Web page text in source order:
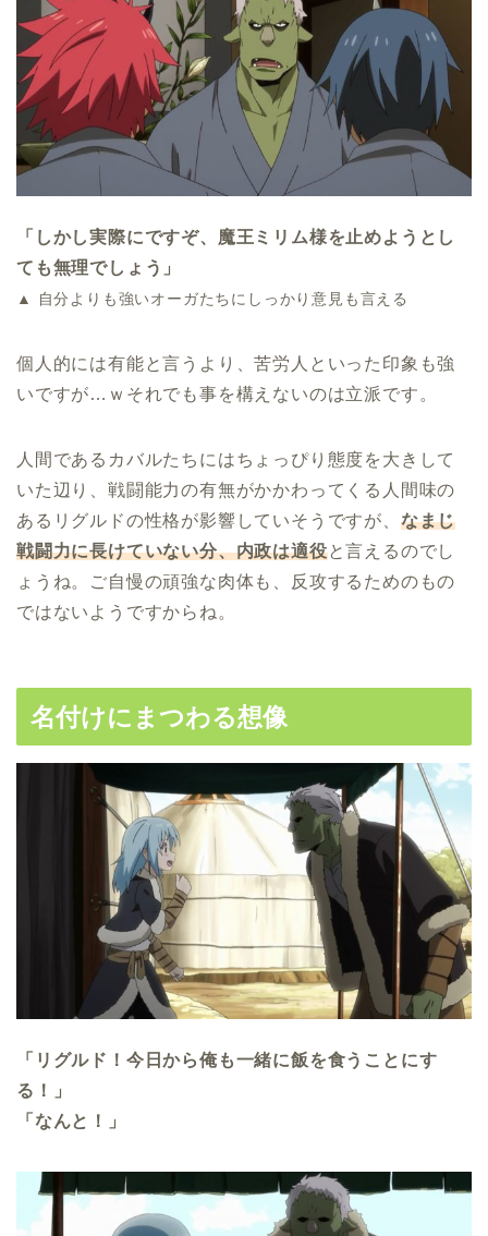
「しかし実際にですぞ、魔王ミリム様を止めようとし
ても無理でしょう」
▲ 自分よりも強いオーガたちにしっかり意見も言える
個人的には有能と言うより、苦労人といった印象も強
いですが…ｗそれでも事を構えないのは立派です。
人間であるカバルたちにはちょっぴり態度を大きして
いた辺り、戦闘能力の有無がかかわってくる人間味の
あるリグルドの性格が影響していそうですが、 なまじ
戦闘力に長けていない分、内政は適役と言えるのでし
ょうね。ご自慢の頑強な肉体も、反攻するためのもの
ではないようですからね。
名付けにまつわる想像
「リグルド！今日から俺も一緒に飯を食うことにす
る！」
「なんと！」